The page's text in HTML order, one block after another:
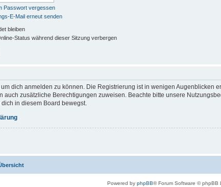
Passwort vergessen
E-Mail erneut senden
bleiben
Status während dieser Sitzung verbergen
dich anmelden zu können. Die Registrierung ist in wenigen Augenblicken
auch zusätzliche Berechtigungen zuweisen. Beachte bitte unsere
in diesem Board bewegst.
Powered by phpBB® Forum Software © phpBB